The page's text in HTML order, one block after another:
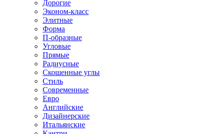
Дорогие
Эконом-класс
Элитные
Форма
П-образные
Угловые
Прямые
Радиусные
Скошенные углы
Стиль
Современные
Евро
Английские
Дизайнерские
Итальянские